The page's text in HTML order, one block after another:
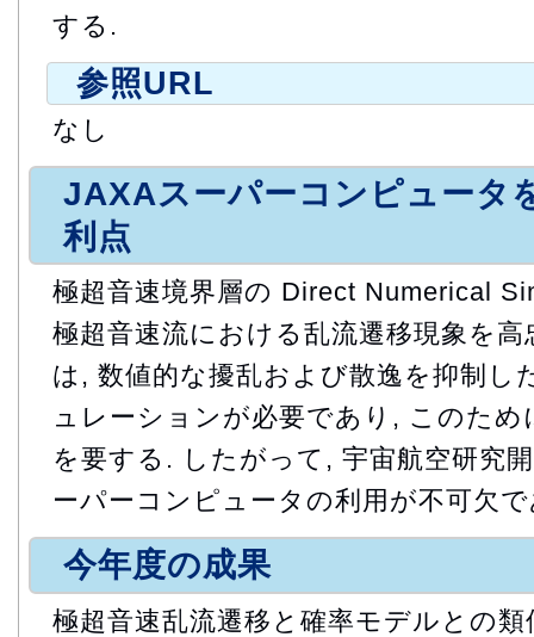
する.
参照URL
なし
JAXAスーパーコンピュータ
利点
極超音速境界層の Direct Numerical
極超音速流における乱流遷移現象を
は, 数値的な擾乱および散逸を抑制し
ュレーションが必要であり, このた
を要する. したがって, 宇宙航空研究
ーパーコンピュータの利用が不可欠
今年度の成果
極超音速乱流遷移と確率モデルとの